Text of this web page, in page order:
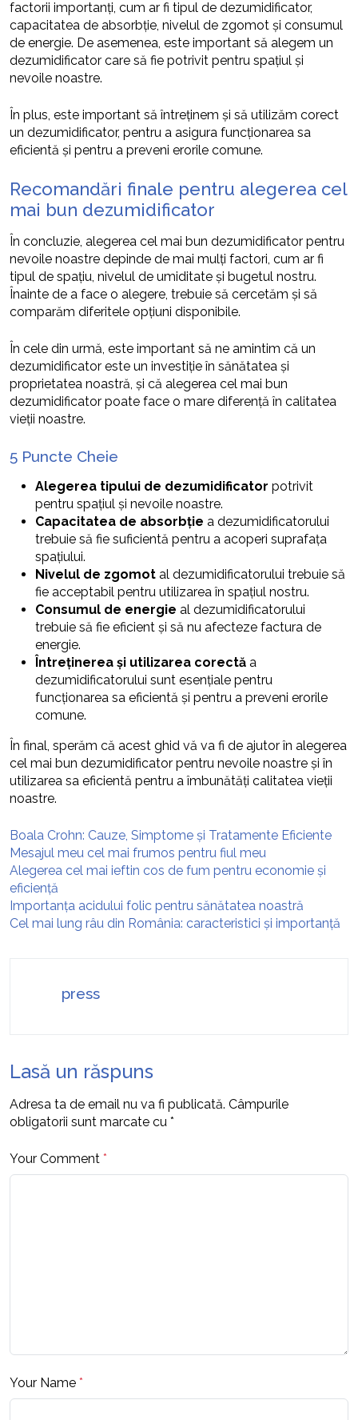
factorii importanți, cum ar fi tipul de dezumidificator,
capacitatea de absorbție, nivelul de zgomot și consumul
de energie. De asemenea, este important să alegem un
dezumidificator care să fie potrivit pentru spațiul și
nevoile noastre.
În plus, este important să întreținem și să utilizăm corect
un dezumidificator, pentru a asigura funcționarea sa
eficientă și pentru a preveni erorile comune.
Recomandări finale pentru alegerea cel
mai bun dezumidificator
În concluzie, alegerea cel mai bun dezumidificator pentru
nevoile noastre depinde de mai mulți factori, cum ar fi
tipul de spațiu, nivelul de umiditate și bugetul nostru.
Înainte de a face o alegere, trebuie să cercetăm și să
comparăm diferitele opțiuni disponibile.
În cele din urmă, este important să ne amintim că un
dezumidificator este un investiție în sănătatea și
proprietatea noastră, și că alegerea cel mai bun
dezumidificator poate face o mare diferență în calitatea
vieții noastre.
5 Puncte Cheie
Alegerea tipului de dezumidificator potrivit
pentru spațiul și nevoile noastre.
Capacitatea de absorbție a dezumidificatorului
trebuie să fie suficientă pentru a acoperi suprafața
spațiului.
Nivelul de zgomot al dezumidificatorului trebuie să
fie acceptabil pentru utilizarea în spațiul nostru.
Consumul de energie al dezumidificatorului
trebuie să fie eficient și să nu afecteze factura de
energie.
Întreținerea și utilizarea corectă a
dezumidificatorului sunt esențiale pentru
funcționarea sa eficientă și pentru a preveni erorile
comune.
În final, sperăm că acest ghid vă va fi de ajutor în alegerea
cel mai bun dezumidificator pentru nevoile noastre și în
utilizarea sa eficientă pentru a îmbunătăți calitatea vieții
noastre.
Boala Crohn: Cauze, Simptome și Tratamente Eficiente
Mesajul meu cel mai frumos pentru fiul meu
Alegerea cel mai ieftin cos de fum pentru economie și
eficiență
Importanța acidului folic pentru sănătatea noastră
Cel mai lung râu din România: caracteristici și importanță
press
Lasă un răspuns
Adresa ta de email nu va fi publicată. Câmpurile
obligatorii sunt marcate cu *
Your Comment *
Your Name *